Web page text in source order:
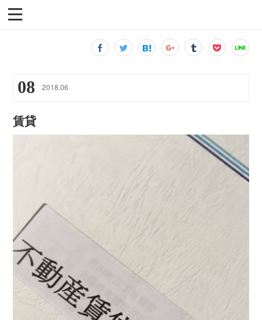
08 2018.06
賃貸